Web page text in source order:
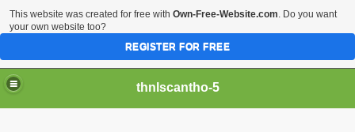
thnlscantho-5
This website was created for free with Own-Free-Website.com. Do you want
your own website too?
REGISTER FOR FREE